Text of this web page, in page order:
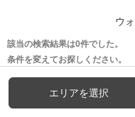
ウ
該当の検索結果は0件でした。
条件を変えてお探しください。
エリアを選択